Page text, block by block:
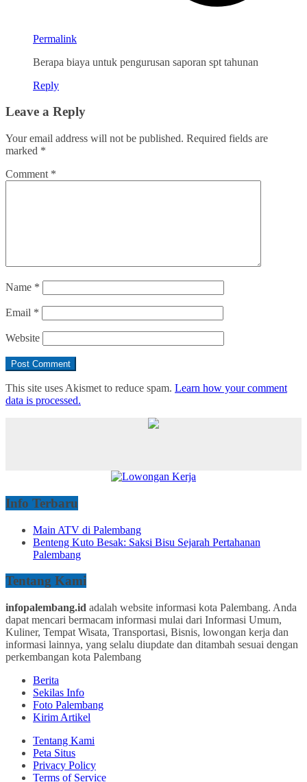
Permalink
Berapa biaya untuk pengurusan saporan spt tahunan
Reply
Leave a Reply
Your email address will not be published. Required fields are
marked *
Comment *
Name *
Email *
Website
This site uses Akismet to reduce spam. Learn how your comment
data is processed.
Info Terbaru
Main ATV di Palembang
Benteng Kuto Besak: Saksi Bisu Sejarah Pertahanan
Palembang
Tentang Kami
infopalembang.id adalah website informasi kota Palembang. Anda
dapat mencari bermacam informasi mulai dari Informasi Umum,
Kuliner, Tempat Wisata, Transportasi, Bisnis, lowongan kerja dan
informasi lainnya, yang selalu diupdate dan ditambah sesuai dengan
perkembangan kota Palembang
Berita
Sekilas Info
Foto Palembang
Kirim Artikel
Tentang Kami
Peta Situs
Privacy Policy
Terms of Service